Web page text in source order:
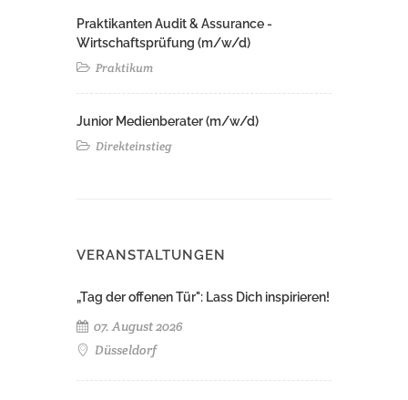
Praktikanten Audit & Assurance -
Wirtschaftsprüfung (m/w/d)
Praktikum
Junior Medienberater (m/w/d)
Direkteinstieg
VERANSTALTUNGEN
„Tag der offenen Tür": Lass Dich inspirieren!
07. August 2026
Düsseldorf